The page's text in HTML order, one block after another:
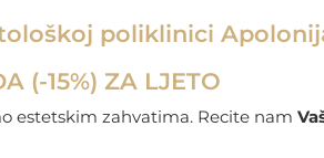
poliklinici
(-15%) ZA LJETO
estetskim zahvatima. Recite nam